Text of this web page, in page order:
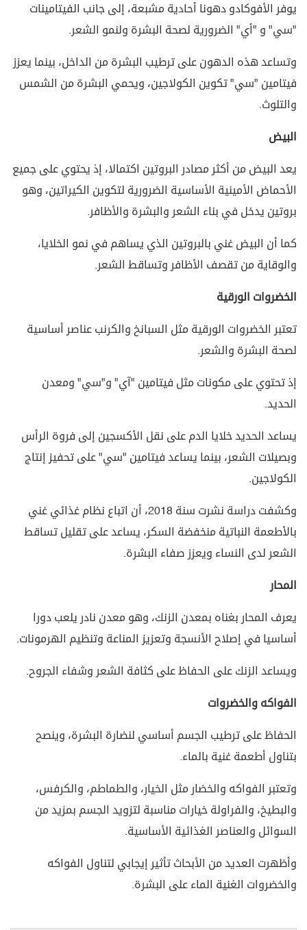
يوفر الأفوكادو دهونا أحادية مشبعة، إلى جانب الفيتامينات
"سي" و "أي" الضرورية لصحة البشرة ولنمو الشعر.
وتساعد هذه الدهون على ترطيب البشرة من الداخل، بينما يعزز
فيتامين "سي" تكوين الكولاجين، ويحمي البشرة من الشمس
والتلوث.
البيض
يعد البيض من أكثر مصادر البروتين اكتمالا، إذ يحتوي على جميع
الأحماض الأمينية الأساسية الضرورية لتكوين الكيراتين، وهو
بروتين يدخل في بناء الشعر والبشرة والأظافر.
كما أن البيض غني بالبروتين الذي يساهم في نمو الخلايا،
والوقاية من تقصف الأظافر وتساقط الشعر.
الخضروات الورقية
تعتبر الخضروات الورقية مثل السبانخ والكرنب عناصر أساسية
لصحة البشرة والشعر.
إذ تحتوي على مكونات مثل فيتامين "آي" و"سي" ومعدن
الحديد.
يساعد الحديد خلايا الدم على نقل الأكسجين إلى فروة الرأس
وبصيلات الشعر، بينما يساعد فيتامين "سي" على تحفيز إنتاج
الكولاجين.
وكشفت دراسة نشرت سنة 2018، أن اتباع نظام غذائي غني
بالأطعمة النباتية منخفضة السكر، يساعد على تقليل تساقط
الشعر لدى النساء ويعزز صفاء البشرة.
المحار
يعرف المحار بغناه بمعدن الزنك، وهو معدن نادر يلعب دورا
أساسيا في إصلاح الأنسجة وتعزيز المناعة وتنظيم الهرمونات.
ويساعد الزنك على الحفاظ على كثافة الشعر وشفاء الجروح.
الفواكه والخضروات
الحفاظ على ترطيب الجسم أساسي لنضارة البشرة، وينصح
بتناول أطعمة غنية بالماء.
وتعتبر الفواكه والخضار مثل الخيار، والطماطم، والكرفس،
والبطيخ، والفراولة خيارات مناسبة لتزويد الجسم بمزيد من
السوائل والعناصر الغذائية الأساسية.
وأظهرت العديد من الأبحاث تأثير إيجابي لتناول الفواكه
والخضروات الغنية الماء على البشرة.